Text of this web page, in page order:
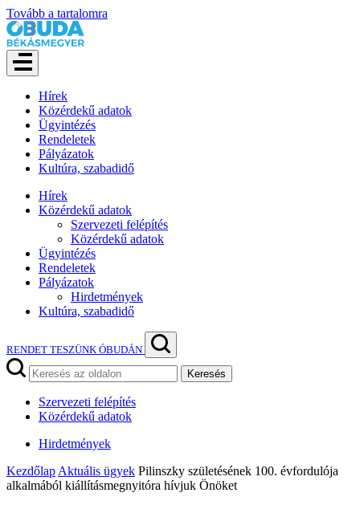
Tovább a tartalomra
Hírek
Közérdekű adatok
Ügyintézés
Rendeletek
Pályázatok
Kultúra, szabadidő
Hírek
Közérdekű adatok
Szervezeti felépítés
Közérdekű adatok
Ügyintézés
Rendeletek
Pályázatok
Hirdetmények
Kultúra, szabadidő
RENDET TESZÜNK ÓBUDÁN
Keresés
Szervezeti felépítés
Közérdekű adatok
Hirdetmények
Kezdőlap Aktuális ügyek Pilinszky születésének 100. évfordulója
alkalmából kiállításmegnyitóra hívjuk Önöket